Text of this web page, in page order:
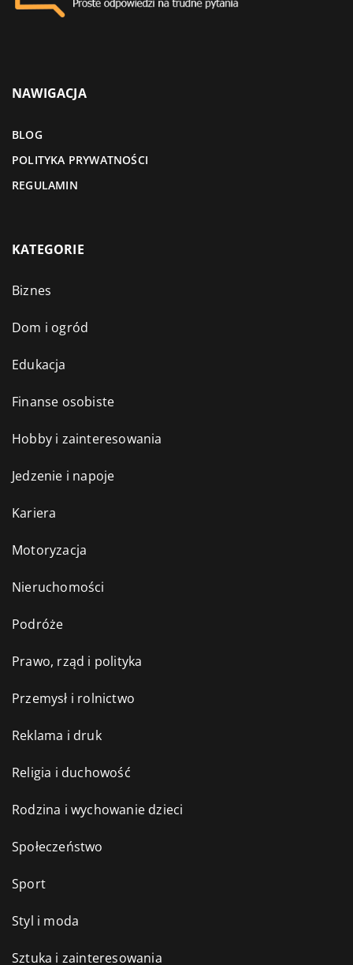
NAWIGACJA
BLOG
POLITYKA PRYWATNOŚCI
REGULAMIN
KATEGORIE
Biznes
Dom i ogród
Edukacja
Finanse osobiste
Hobby i zainteresowania
Jedzenie i napoje
Kariera
Motoryzacja
Nieruchomości
Podróże
Prawo, rząd i polityka
Przemysł i rolnictwo
Reklama i druk
Religia i duchowość
Rodzina i wychowanie dzieci
Społeczeństwo
Sport
Styl i moda
Sztuka i zainteresowania